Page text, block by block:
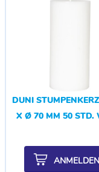
DUNI
X Ø 70 MM 50 STD.
ANMELDEN